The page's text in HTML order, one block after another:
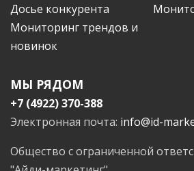
Досье конкурента
Мониторинг трендов и
новинок
МЫ РЯДОМ
+7 (4922) 370-388
Электронная почта: info@id-
Общество с ограниченной